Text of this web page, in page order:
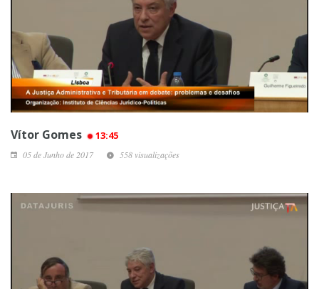
Vítor Gomes 13:45
05 de Junho de 2017 558 visualizações